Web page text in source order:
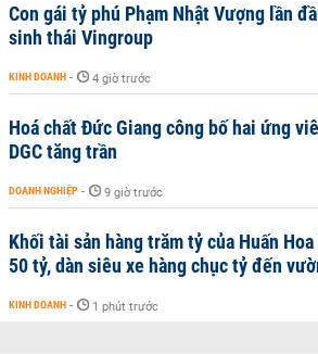
Con gái tỷ phú Phạm Nhật Vượng lần
sinh thái Vingroup
KINH DOANH - 4 giờ trước
Hoá chất Đức Giang công bố hai ứng
DGC tăng trần
DOANH NGHIỆP - 9 giờ trước
Khối tài sản hàng trăm tỷ của Huấn
50 tỷ, dàn siêu xe hàng chục tỷ đến
KINH DOANH - 1 phút trước